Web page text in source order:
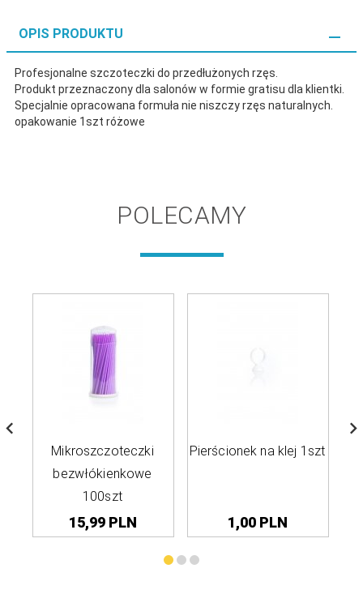
OPIS PRODUKTU
Profesjonalne szczoteczki do przedłużonych rzęs.
Produkt przeznaczony dla salonów w formie gratisu dla klientki.
Specjalnie opracowana formuła nie niszczy rzęs naturalnych.
opakowanie 1szt różowe
POLECAMY
Mikroszczoteczki
bezwłókienkowe
100szt
15,99 PLN
Pierścionek na klej 1szt
1,00 PLN